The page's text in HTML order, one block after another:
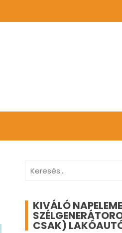
Keresés:
KIVÁLÓ
CSAK)